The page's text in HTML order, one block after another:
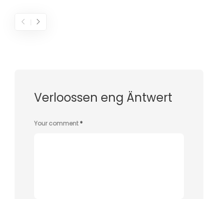
Verloossen eng Äntwert
Your comment*